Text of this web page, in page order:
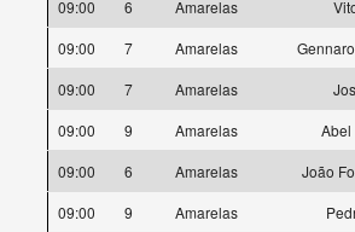
09:00
6 Amarelas
09:00
7 Amarelas
09:00
7 Amarelas
09:00
9 Amarelas
Abel
09:00
6 Amarelas
João
09:00
9 Amarelas